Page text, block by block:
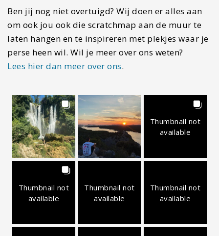
Ben jij nog niet overtuigd? Wij doen er alles aan
om ook jou ook die scratchmap aan de muur te
laten hangen en te inspireren met plekjes waar je
perse heen wil. Wil je meer over ons weten?
Lees hier dan meer over ons.
Thumbnail not
available
Thumbnail not
available
Thumbnail not
available
Thumbnail not
available